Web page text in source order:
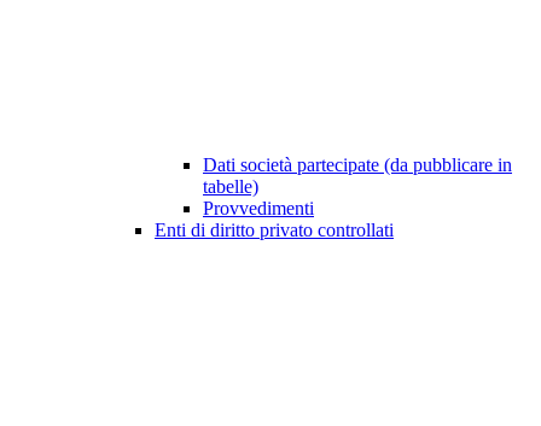
Dati società partecipate (da pubblicare in
tabelle)
Provvedimenti
Enti di diritto privato controllati